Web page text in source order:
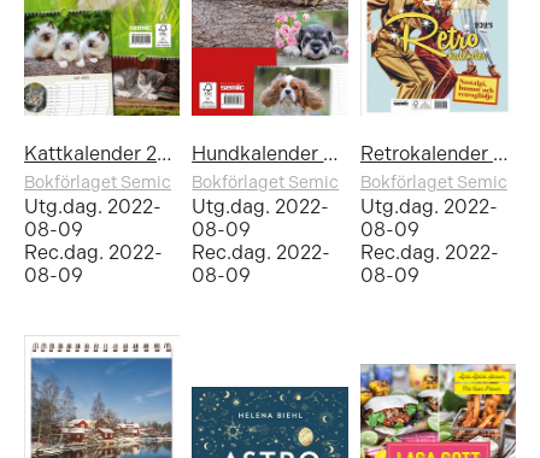
Kattkalender 2023
Bokförlaget Semic
Utg.dag. 2022-
08-09
Rec.dag. 2022-
08-09
Hundkalender 2023
Bokförlaget Semic
Utg.dag. 2022-
08-09
Rec.dag. 2022-
08-09
Retrokalender 2023
Bokförlaget Semic
Utg.dag. 2022-
08-09
Rec.dag. 2022-
08-09